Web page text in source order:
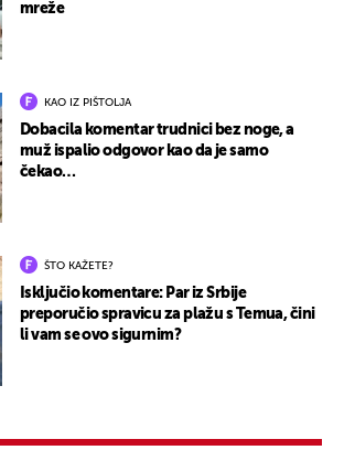
mreže
KAO IZ PIŠTOLJA
Dobacila komentar trudnici bez noge, a
muž ispalio odgovor kao da je samo
čekao…
ŠTO KAŽETE?
Isključio komentare: Par iz Srbije
preporučio spravicu za plažu s Temua, čini
li vam se ovo sigurnim?